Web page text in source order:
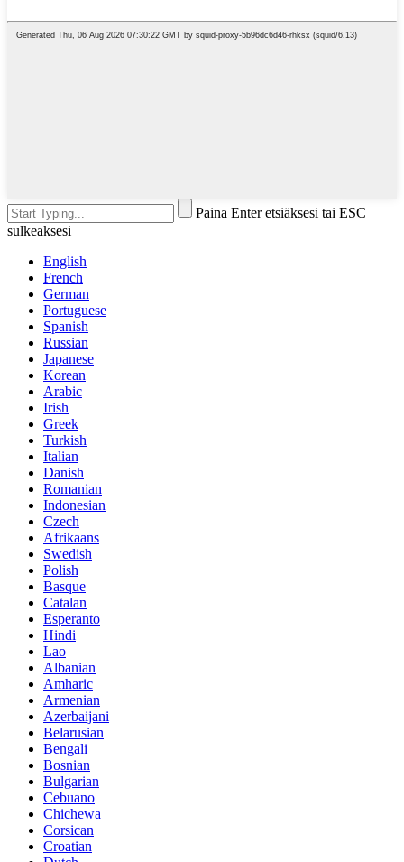
Paina Enter etsiäksesi tai ESC
sulkeaksesi
English
French
German
Portuguese
Spanish
Russian
Japanese
Korean
Arabic
Irish
Greek
Turkish
Italian
Danish
Romanian
Indonesian
Czech
Afrikaans
Swedish
Polish
Basque
Catalan
Esperanto
Hindi
Lao
Albanian
Amharic
Armenian
Azerbaijani
Belarusian
Bengali
Bosnian
Bulgarian
Cebuano
Chichewa
Corsican
Croatian